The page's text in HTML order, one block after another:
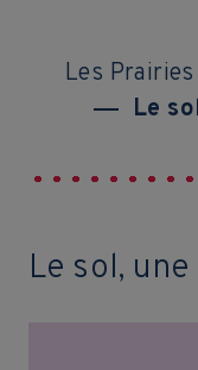
Les
Le
Le sol,